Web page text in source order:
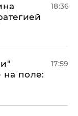
18:36
на поле:
17:59